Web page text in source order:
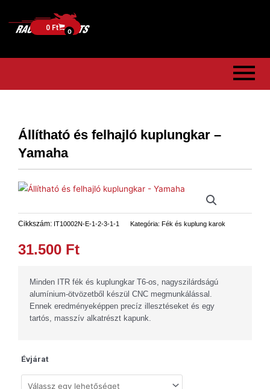
0 Ft 0
Állítható és felhajló kuplungkar –
Yamaha
Cikkszám: IT10002N-E-1-2-3-1-1 Kategória: Fék és kuplung karok
31.500 Ft
Minden ITR fék és kuplungkar T6-os, nagyszilárdságú
alumínium-ötvözetből készül CNC megmunkálással.
Ennek eredményeképpen precíz illesztéseket és egy
tartós, masszív alkatrészt kapunk.
Évjárat